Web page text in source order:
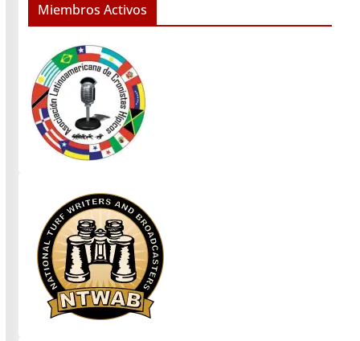
Miembros Activos